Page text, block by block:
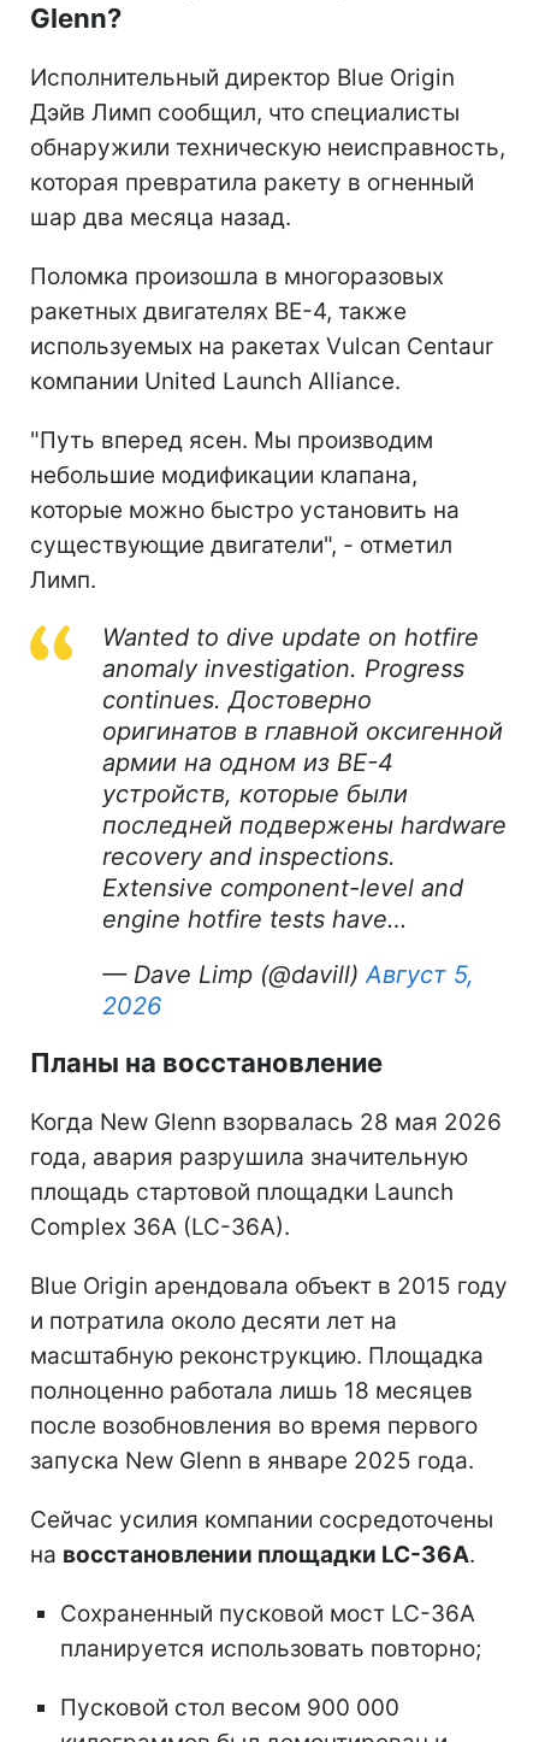
Glenn?
Исполнительный директор Blue Origin
Дэйв Лимп сообщил, что специалисты
обнаружили техническую неисправность,
которая превратила ракету в огненный
шар два месяца назад.
Поломка произошла в многоразовых
ракетных двигателях BE-4, также
используемых на ракетах Vulcan Centaur
компании United Launch Alliance.
"Путь вперед ясен. Мы производим
небольшие модификации клапана,
которые можно быстро установить на
существующие двигатели", - отметил
Лимп.
Wanted to dive update on hotfire
anomaly investigation. Progress
continues. Достоверно
оригинатов в главной оксигенной
армии на одном из BE-4
устройств, которые были
последней подвержены hardware
recovery and inspections.
Extensive component-level and
engine hotfire tests have…
— Dave Limp (@davill) Август 5,
2026
Планы на восстановление
Когда New Glenn взорвалась 28 мая 2026
года, авария разрушила значительную
площадь стартовой площадки Launch
Complex 36A (LC-36A).
Blue Origin арендовала объект в 2015 году
и потратила около десяти лет на
масштабную реконструкцию. Площадка
полноценно работала лишь 18 месяцев
после возобновления во время первого
запуска New Glenn в январе 2025 года.
Сейчас усилия компании сосредоточены
на восстановлении площадки LC-36A.
Сохраненный пусковой мост LC-36A
планируется использовать повторно;
Пусковой стол весом 900 000